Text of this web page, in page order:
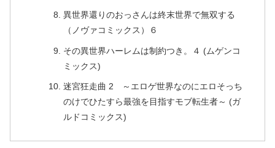
異世界還りのおっさんは終末世界で無双する
（ノヴァコミックス）６
その異世界ハーレムは制約つき。４ (ムゲンコ
ミックス)
迷宮狂走曲 2 ～エロゲ世界なのにエロそっち
のけでひたすら最強を目指すモブ転生者～ (ガ
ルドコミックス)